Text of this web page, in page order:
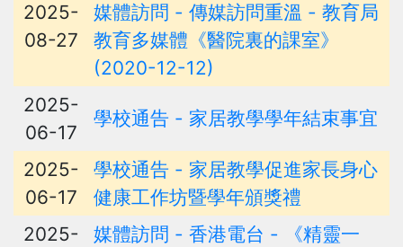
2025-
08-27
媒體訪問 - 傳媒訪問重溫 - 教育局
教育多媒體《醫院裏的課室》
(2020-12-12)
2025-
06-17
學校通告 - 家居教學學年結束事宜
2025-
06-17
學校通告 - 家居教學促進家長身心
健康工作坊暨學年頒獎禮
2025-
媒體訪問 - 香港電台 - 《精靈一